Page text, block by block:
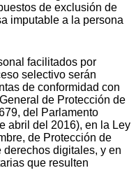
de exclusión de
imputable a la persona
facilitados por
selectivo serán
de conformidad con
de Protección de
del Parlamento
abril del 2016), en la Ley
de Protección de
digitales, y en
que resulten